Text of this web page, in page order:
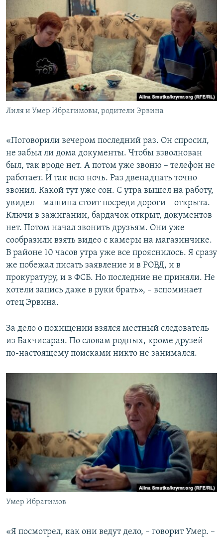
Лиля и Умер Ибрагимовы, родители Эрвина
«Поговорили вечером последний раз. Он спросил,
не забыл ли дома документы. Чтобы взволнован
был, так вроде нет. А потом уже звоню – телефон не
работает. И так всю ночь. Раз двенадцать точно
звонил. Какой тут уже сон. С утра вышел на работу,
увидел – машина стоит посреди дороги – открыта.
Ключи в зажигании, бардачок открыт, документов
нет. Потом начал звонить друзьям. Они уже
сообразили взять видео с камеры на магазинчике.
В районе 10 часов утра уже все прояснилось. Я сразу
же побежал писать заявление и в РОВД, и в
прокуратуру, и в ФСБ. Но последние не приняли. Не
хотели запись даже в руки брать», – вспоминает
отец Эрвина.
За дело о похищении взялся местный следователь
из Бахчисарая. По словам родных, кроме друзей
по-настоящему поисками никто не занимался.
Умер Ибрагимов
«Я посмотрел, как они ведут дело, – говорит Умер. –